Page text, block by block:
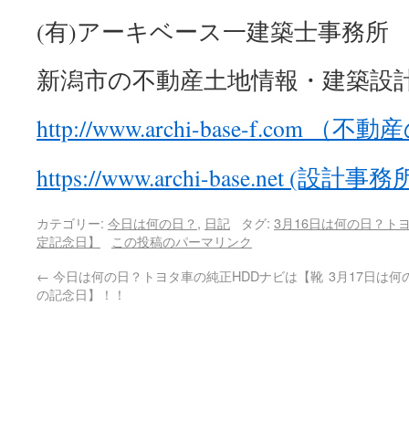
(有)アーキベース一建築士事務所
新潟市の不動産土地情報・建築設
http://www.archi-base-f.com （不動
https://www.archi-base.net (設計事
カテゴリー: 今日は何の日？ , 日記 タグ: 3月16日は何の日？ト
定記念日】
この投稿のパーマリンク
← 今日は何の日？トヨタ車の純正HDDナビは【靴
の記念日】！！
3月17日は何